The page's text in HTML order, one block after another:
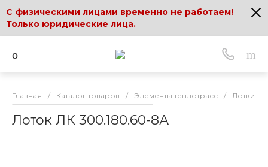
С физическими лицами временно не работаем!
Только юридические лица.
Главная / Каталог товаров / Элементы теплотрасс / Лотки по
Лоток ЛК 300.180.60-8А